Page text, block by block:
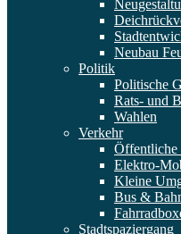
Neubau
Politik
Politische
Rats- und
Wahlen
Verkehr
Öffentliche
Elektro-
Kleine
Bus &
Stadtspaziergang